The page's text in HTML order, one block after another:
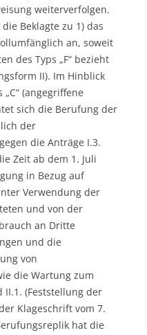
weiterverfolgen.
Beklagte zu 1) das
an, soweit
des Typs „F“ bezieht
II). Im Hinblick
(angegriffene
sich die Berufung der
der
die Anträge I.3.
Zeit ab dem 1. Juli
in Bezug auf
Verwendung der
und von der
an Dritte
und die
von
die Wartung zum
II.1. (Feststellung der
Klageschrift vom 7.
hat die